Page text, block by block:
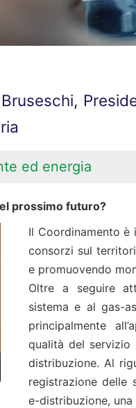
ed energia
prossimo futuro?
Il Coordinamento è
consorzi sul
e promuovendo
Oltre a seguire
sistema e al gas-
principalmente
qualità del
distribuzione. Al
registrazione delle
e-distribuzione,